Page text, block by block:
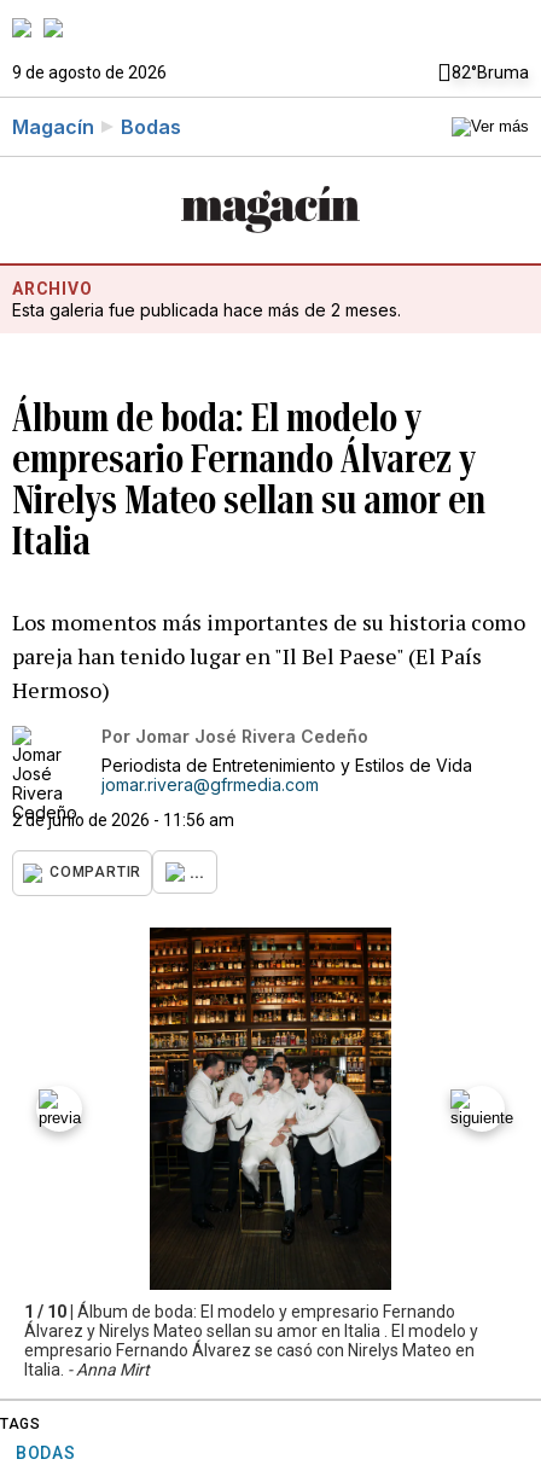
9 de agosto de 2026 82°Bruma
Magacín Bodas
ARCHIVO
Esta galeria fue publicada hace más de 2 meses.
Álbum de boda: El modelo y
empresario Fernando Álvarez y
Nirelys Mateo sellan su amor en
Italia
Los momentos más importantes de su historia como
pareja han tenido lugar en "Il Bel Paese" (El País
Hermoso)
Por Jomar José Rivera Cedeño
Periodista de Entretenimiento y Estilos de Vida
jomar.rivera@gfrmedia.com
2 de junio de 2026 - 11:56 am
COMPARTIR ...
1 / 10 | Álbum de boda: El modelo y empresario Fernando
Álvarez y Nirelys Mateo sellan su amor en Italia . El modelo y
empresario Fernando Álvarez se casó con Nirelys Mateo en
Italia. - Anna Mirt
TAGS
BODAS